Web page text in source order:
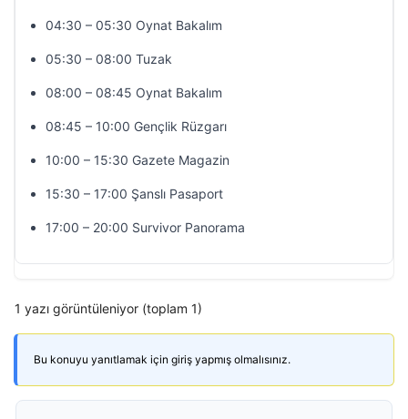
04:30 – 05:30 Oynat Bakalım
05:30 – 08:00 Tuzak
08:00 – 08:45 Oynat Bakalım
08:45 – 10:00 Gençlik Rüzgarı
10:00 – 15:30 Gazete Magazin
15:30 – 17:00 Şanslı Pasaport
17:00 – 20:00 Survivor Panorama
1 yazı görüntüleniyor (toplam 1)
Bu konuyu yanıtlamak için giriş yapmış olmalısınız.